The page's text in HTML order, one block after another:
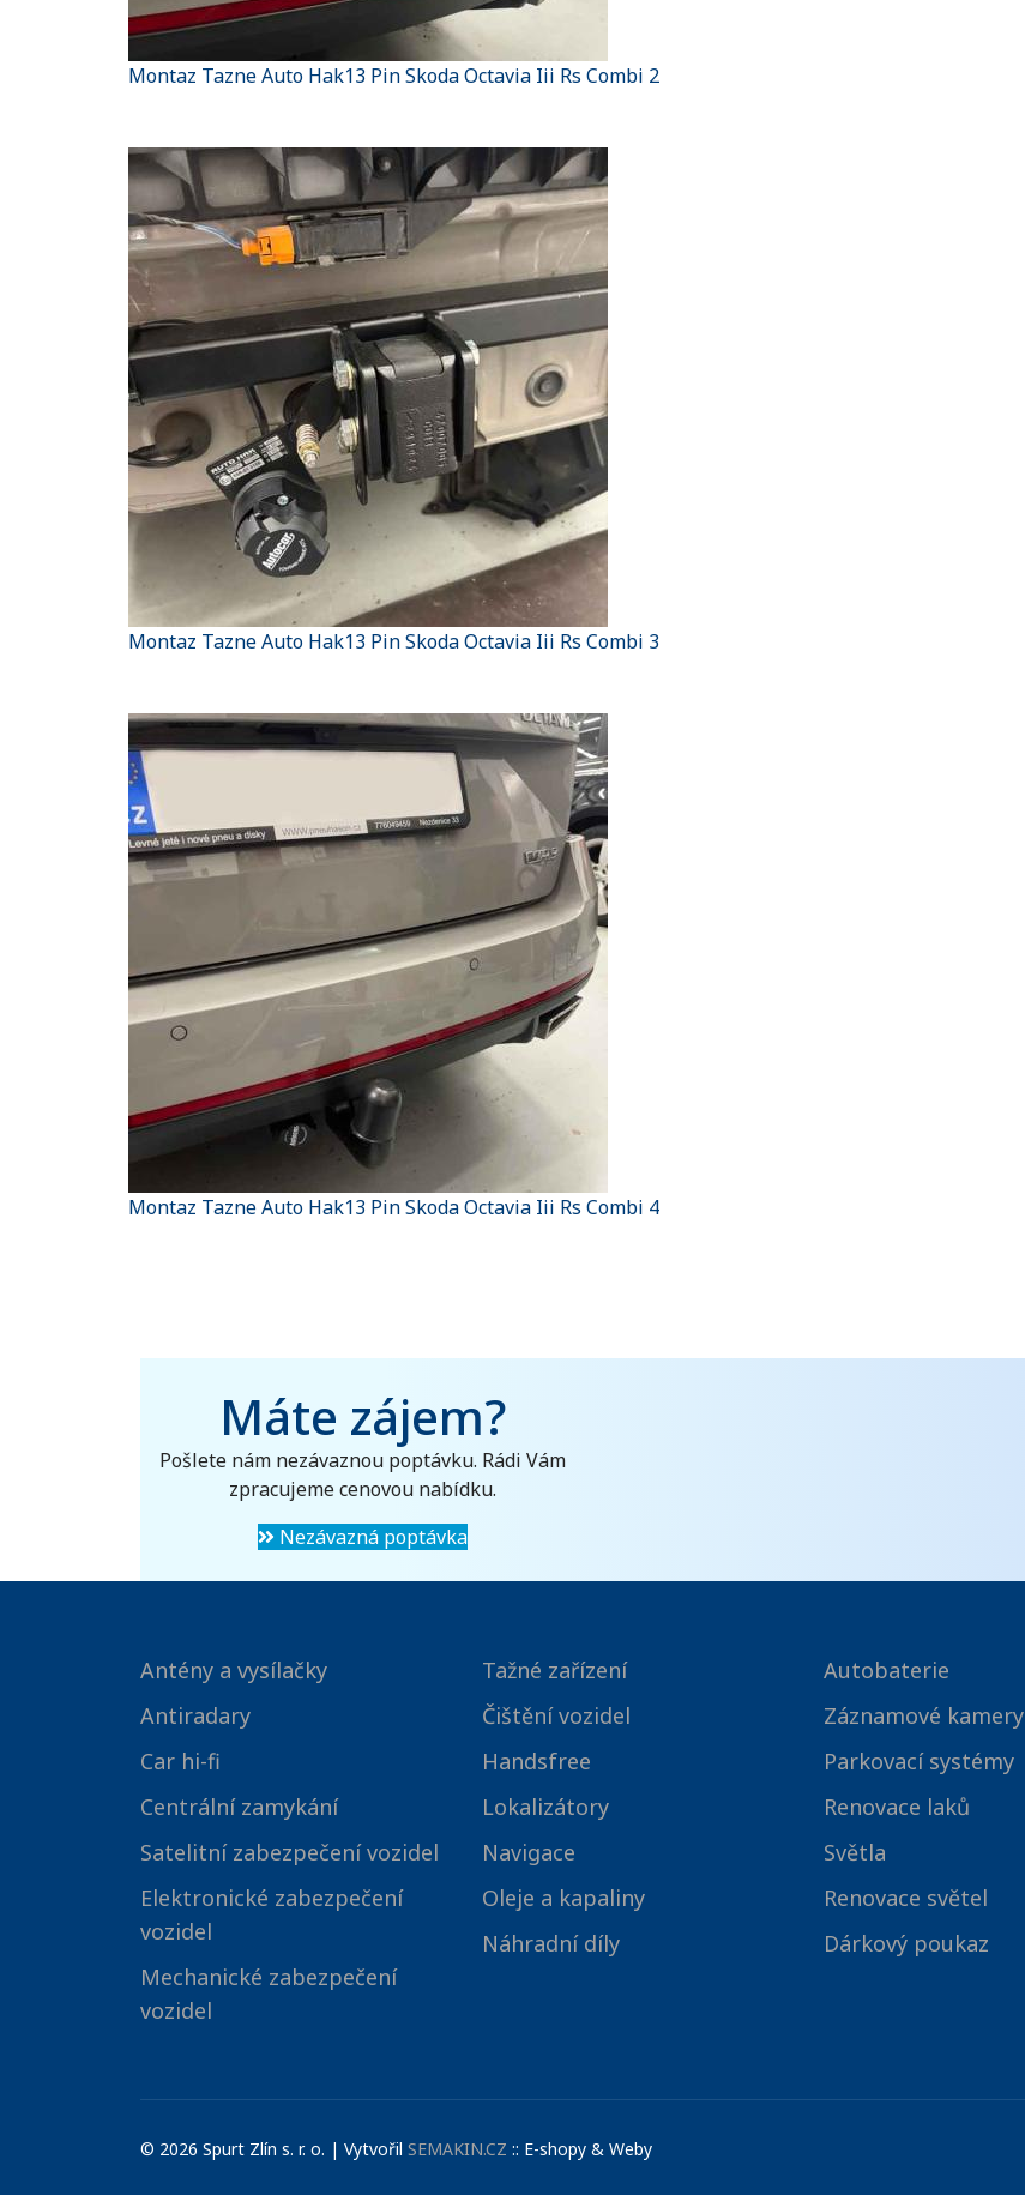
Montaz Tazne Auto Hak13 Pin Skoda Octavia Iii Rs Combi 2
Montaz Tazne Auto Hak13 Pin Skoda Octavia Iii Rs Combi 3
Montaz Tazne Auto Hak13 Pin Skoda Octavia Iii Rs Combi 4
Máte zájem?
Pošlete nám nezávaznou poptávku. Rádi Vám
zpracujeme cenovou nabídku.
Nezávazná poptávka
Antény a vysílačky
Antiradary
Car hi-fi
Centrální zamykání
Satelitní zabezpečení vozidel
Elektronické zabezpečení
vozidel
Mechanické zabezpečení
vozidel
Tažné zařízení
Čištění vozidel
Handsfree
Lokalizátory
Navigace
Oleje a kapaliny
Náhradní díly
Autobaterie
Záznamové kamery
Parkovací systémy
Renovace laků
Světla
Renovace světel
Dárkový poukaz
© 2026 Spurt Zlín s. r. o. | Vytvořil SEMAKIN.CZ :: E-shopy & Weby